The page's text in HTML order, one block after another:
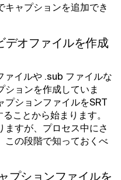
キャプションを追加でき
デオファイルを作成
ァイルや .sub ファイルな
ションを作成していま
プションファイルをSRT
ことから始まります。
ますが、プロセス中にさ
この段階で知っておくべ
プションファイルを